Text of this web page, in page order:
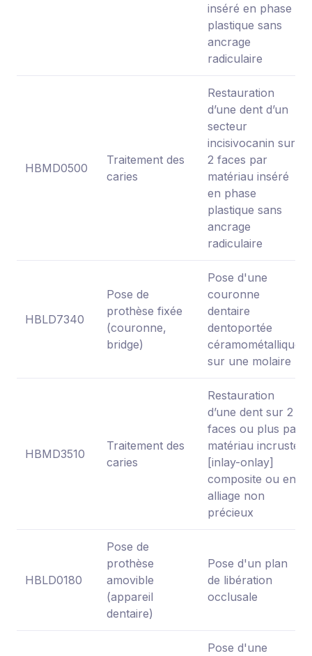
inséré en phase
plastique sans
ancrage
radiculaire
HBMD0500
Traitement des
caries
Restauration
d’une dent d’un
secteur
incisivocanin sur
2 faces par
matériau inséré
en phase
plastique sans
ancrage
radiculaire
HBLD7340
Pose de
prothèse fixée
(couronne,
bridge)
Pose d'une
couronne
dentaire
dentoportée
céramométallique
sur une molaire
HBMD3510
Traitement des
caries
Restauration
d’une dent sur 2
faces ou plus par
matériau incrusté
[inlay-onlay]
composite ou en
alliage non
précieux
HBLD0180
Pose de
prothèse
amovible
(appareil
dentaire)
Pose d'un plan
de libération
occlusale
Pose d'une